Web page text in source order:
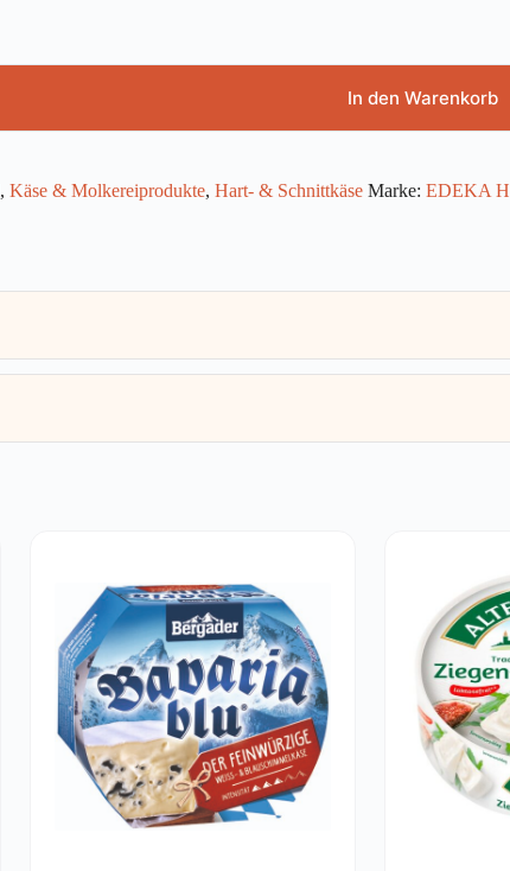
In den Warenkorb
, Käse & Molkereiprodukte, Hart- & Schnittkäse Marke: EDEKA